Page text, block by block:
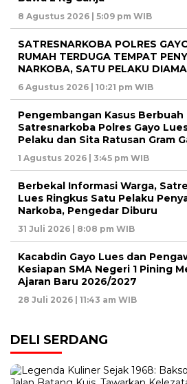
8 Agustus 2026 | 5:09 pm WIB
SATRESNARKOBA POLRES
RUMAH TERDUGA TEMPAT
NARKOBA, SATU PELAKU
6 Agustus 2026 | 10:21 pm WIB
Pengembangan Kasus Berbuah
Satresnarkoba Polres Gayo
Pelaku dan Sita Ratusan Gram
1 Agustus 2026 | 3:45 pm WIB
Berbekal Informasi Warga,
Lues Ringkus Satu Pelaku
Narkoba, Pengedar Diburu
31 Juli 2026 | 8:08 pm WIB
Kacabdin Gayo Lues dan
Kesiapan SMA Negeri 1 Pining
Ajaran Baru 2026/2027
28 Juli 2026 | 11:43 am WIB
DELI SERDANG